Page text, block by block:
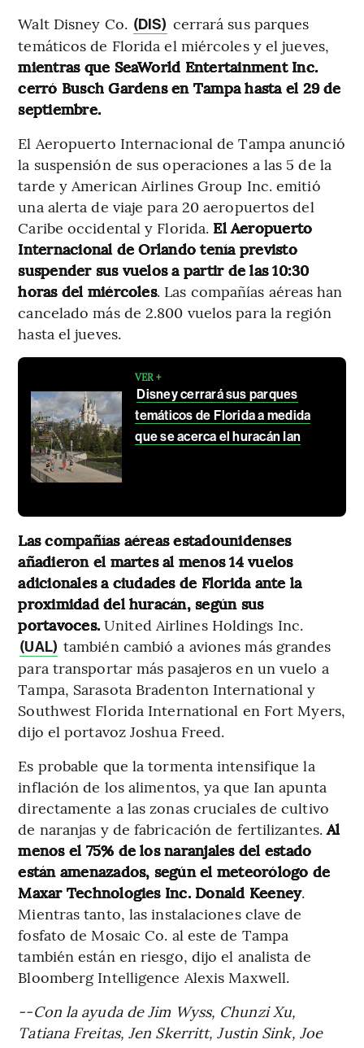
Walt Disney Co. (DIS) cerrará sus parques
temáticos de Florida el miércoles y el jueves,
mientras que SeaWorld Entertainment Inc.
cerró Busch Gardens en Tampa hasta el 29 de
septiembre.
El Aeropuerto Internacional de Tampa anunció
la suspensión de sus operaciones a las 5 de la
tarde y American Airlines Group Inc. emitió
una alerta de viaje para 20 aeropuertos del
Caribe occidental y Florida. El Aeropuerto
Internacional de Orlando tenía previsto
suspender sus vuelos a partir de las 10:30
horas del miércoles. Las compañías aéreas han
cancelado más de 2.800 vuelos para la región
hasta el jueves.
VER +
Disney cerrará sus parques
temáticos de Florida a medida
que se acerca el huracán Ian
Las compañías aéreas estadounidenses
añadieron el martes al menos 14 vuelos
adicionales a ciudades de Florida ante la
proximidad del huracán, según sus
portavoces. United Airlines Holdings Inc.
(UAL) también cambió a aviones más grandes
para transportar más pasajeros en un vuelo a
Tampa, Sarasota Bradenton International y
Southwest Florida International en Fort Myers,
dijo el portavoz Joshua Freed.
Es probable que la tormenta intensifique la
inflación de los alimentos, ya que Ian apunta
directamente a las zonas cruciales de cultivo
de naranjas y de fabricación de fertilizantes.Al
menos el 75% de los naranjales del estado
están amenazados, según el meteorólogo de
Maxar Technologies Inc. Donald Keeney.
Mientras tanto, las instalaciones clave de
fosfato de Mosaic Co. al este de Tampa
también están en riesgo, dijo el analista de
Bloomberg Intelligence Alexis Maxwell.
--Con la ayuda de Jim Wyss, Chunzi Xu,
Tatiana Freitas, Jen Skerritt, Justin Sink, Joe